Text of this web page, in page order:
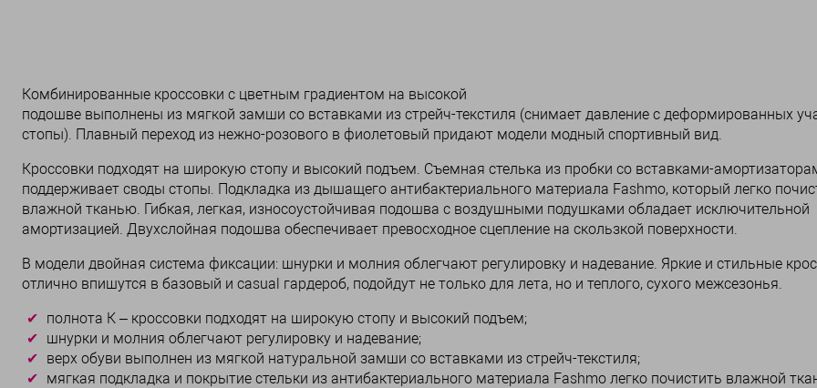
Комбинированные кроссовки с цветным градиентом на высокой
подошве выполнены из мягкой замши со вставками из стрейч-текстиля (снимает давление с деформированных
стопы). Плавный переход из нежно-розового в фиолетовый придают модели модный спортивный вид.
Кроссовки подходят на широкую стопу и высокий подъем. Съемная стелька из пробки со вставками-
поддерживает своды стопы. Подкладка из дышащего антибактериального материала Fashmo, который легко
влажной тканью. Гибкая, легкая, износоустойчивая подошва с воздушными подушками обладает исключительной
амортизацией. Двухслойная подошва обеспечивает превосходное сцепление на скользкой поверхности.
В модели двойная система фиксации: шнурки и молния облегчают регулировку и надевание. Яркие и стильные
отлично впишутся в базовый и casual гардероб, подойдут не только для лета, но и теплого, сухого межсезонья.
полнота К – кроссовки подходят на широкую стопу и высокий подъем;
шнурки и молния облегчают регулировку и надевание;
верх обуви выполнен из мягкой натуральной замши со вставками из стрейч-текстиля;
мягкая подкладка и покрытие стельки из антибактериального материала Fashmo легко почистить влажной